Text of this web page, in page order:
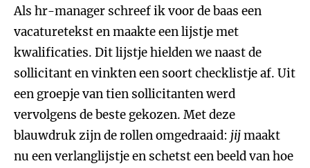
Als hr-manager schreef ik voor de baas een
vacaturetekst en maakte een lijstje met
kwalificaties. Dit lijstje hielden we naast de
sollicitant en vinkten een soort checklistje af. Uit
een groepje van tien sollicitanten werd
vervolgens de beste gekozen. Met deze
blauwdruk zijn de rollen omgedraaid: jijmaakt
nu een verlanglijstje en schetst een beeld van hoe